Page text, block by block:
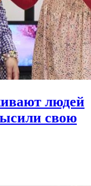
людей
свою